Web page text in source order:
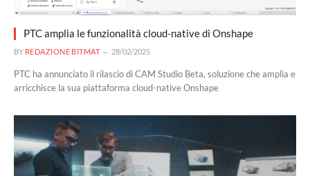
PTC amplia le funzionalità cloud-native di Onshape
BY REDAZIONE BITMAT 28/02/2025
PTC ha annunciato il rilascio di CAM Studio Beta, soluzione che amplia e
arricchisce la sua piattaforma cloud-native Onshape